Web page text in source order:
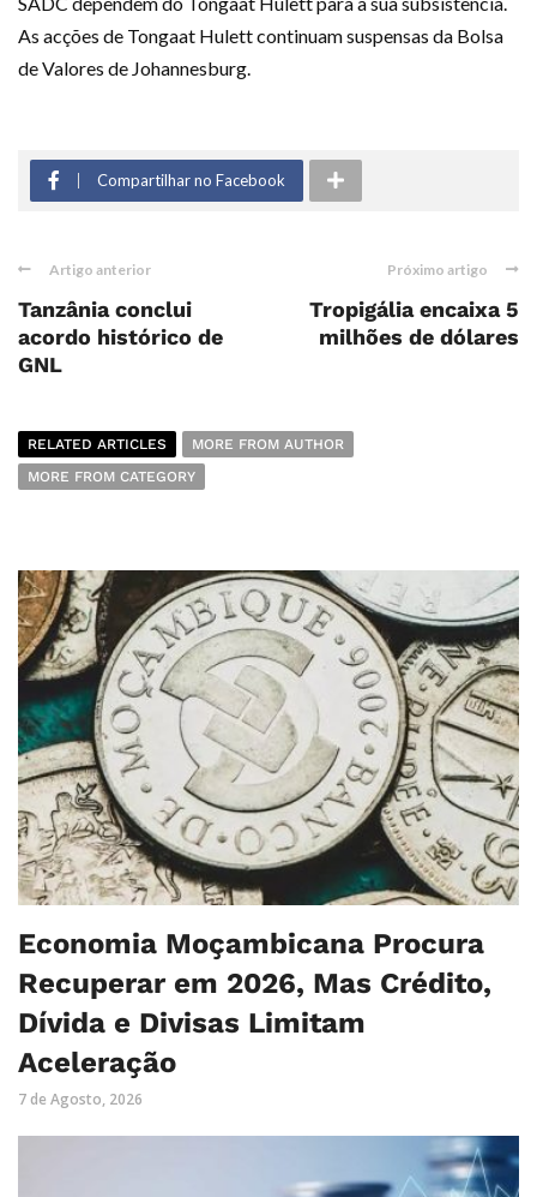
As acções de Tongaat Hulett continuam suspensas da Bolsa
de Valores de Johannesburg.
Compartilhar no Facebook
Artigo anterior
Tanzânia conclui
acordo histórico de
GNL
Próximo artigo
Tropigália encaixa 5
milhões de dólares
RELATED ARTICLES
MORE FROM AUTHOR
MORE FROM CATEGORY
Economia Moçambicana Procura
Recuperar em 2026, Mas Crédito,
Dívida e Divisas Limitam
Aceleração
7 de Agosto, 2026